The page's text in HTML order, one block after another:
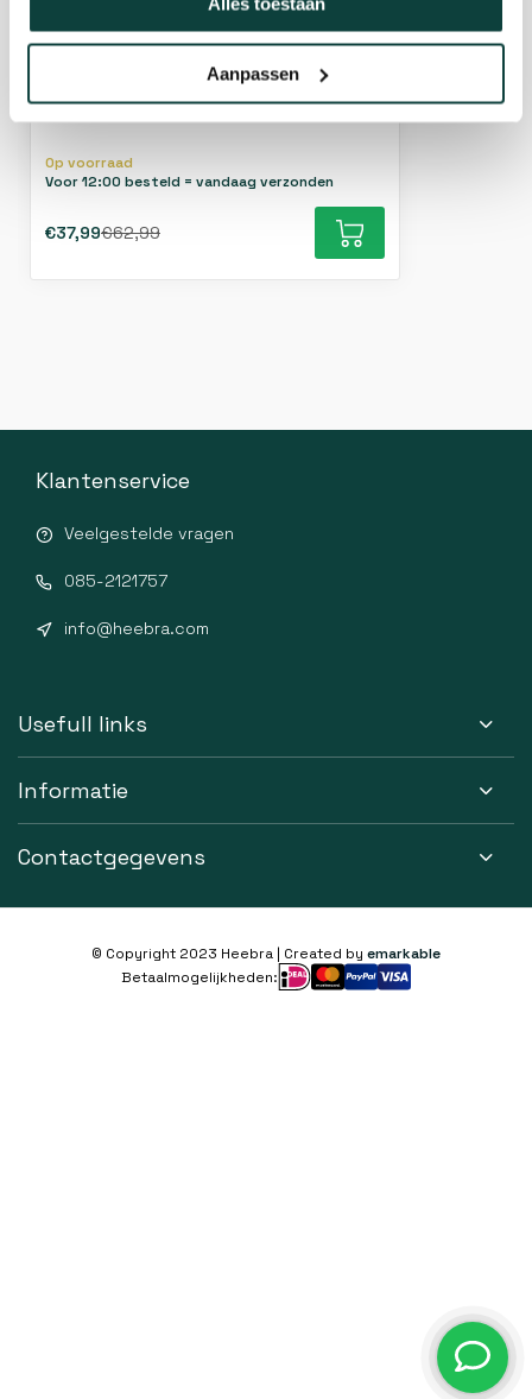
Aanpassen
Op voorraad
Voor 12:00 besteld = vandaag verzonden
€37,99€62,99
Klantenservice
Veelgestelde vragen
085-2121757
info@heebra.com
Usefull links
Informatie
Contactgegevens
© Copyright 2023 Heebra | Created by emarkable
Betaalmogelijkheden: